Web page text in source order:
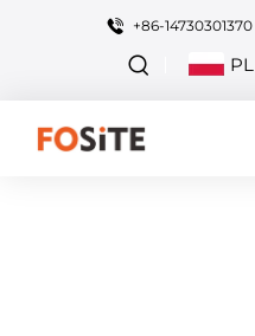
+86-14730301370
PL